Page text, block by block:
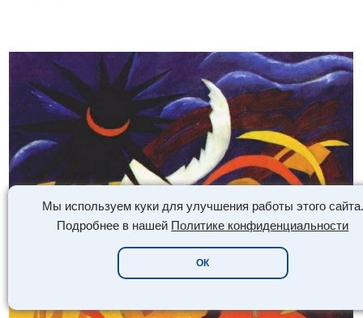
Мы используем куки для улучшения работы этого сайта.
Подробнее в нашей Политике конфиденциальности
ОК